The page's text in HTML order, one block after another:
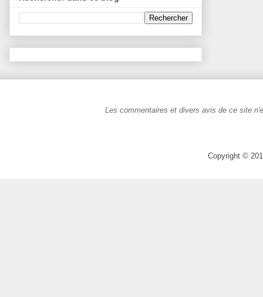
Les commentaires et divers avis de ce site
Copyright ©